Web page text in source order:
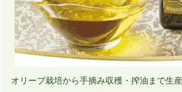
オリーブ栽培から手摘み収穫・搾油まで生